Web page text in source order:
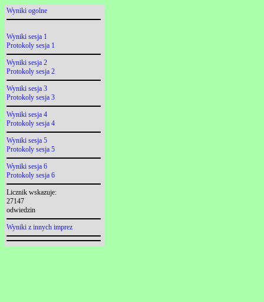
Wyniki ogolne
Wyniki sesja 1
Protokoly sesja 1
Wyniki sesja 2
Protokoly sesja 2
Wyniki sesja 3
Protokoly sesja 3
Wyniki sesja 4
Protokoly sesja 4
Wyniki sesja 5
Protokoly sesja 5
Wyniki sesja 6
Protokoly sesja 6
Licznik wskazuje:
27147
odwiedzin
Wyniki z innych imprez